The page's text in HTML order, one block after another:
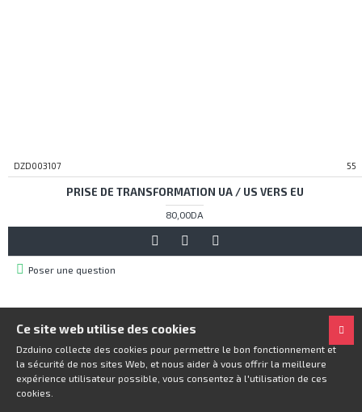
DZD003107 55
PRISE DE TRANSFORMATION UA / US VERS EU
80,00DA
Poser une question
Ce site web utilise des cookies
Dzduino collecte des cookies pour permettre le bon fonctionnement et
la sécurité de nos sites Web, et nous aider à vous offrir la meilleure
expérience utilisateur possible, vous consentez à l'utilisation de ces
cookies.